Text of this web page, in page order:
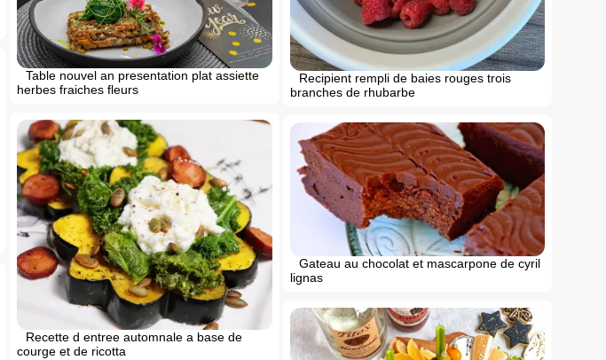
Recipient rempli de baies rouges trois
branches de rhubarbe
Table nouvel an presentation plat assiette
herbes fraiches fleurs
Recette d entree automnale a base de
courge et de ricotta
Gateau au chocolat et mascarpone de cyril
lignas